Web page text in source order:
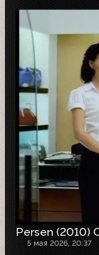
Persen (2010)
5 мая 2026, 20:37